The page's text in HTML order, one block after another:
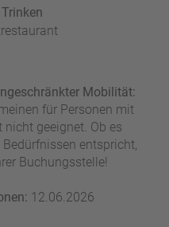
Mobilität:
für Personen mit
geeignet. Ob es
entspricht,
Buchungsstelle!
12.06.2026